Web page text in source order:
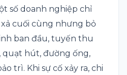
số doanh nghiệp chỉ
cuối cùng nhưng bỏ
ban đầu, tuyến thu
quạt hút, đường ống,
trì. Khi sự cố xảy ra, chi